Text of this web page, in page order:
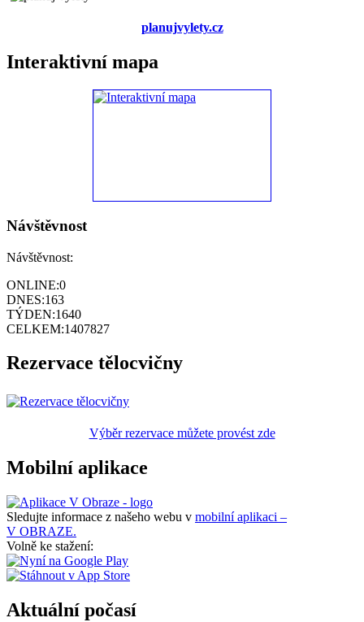
planujvylety.cz
Interaktivní mapa
Návštěvnost
Návštěvnost:
ONLINE:0
DNES:163
TÝDEN:1640
CELKEM:1407827
Rezervace tělocvičny
Výběr rezervace můžete provést zde
Mobilní aplikace
Sledujte informace z našeho webu v mobilní aplikaci –
V OBRAZE.
Volně ke stažení:
Aktuální počasí